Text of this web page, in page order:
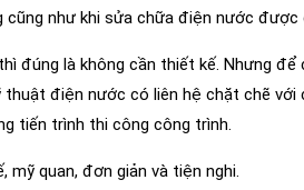
như khi sửa chữa điện nước được
đúng là không cần thiết kế. Nhưng
điện nước có liên hệ chặt chẽ
tiến trình thi công công trình.
quan, đơn giản và tiện nghi.